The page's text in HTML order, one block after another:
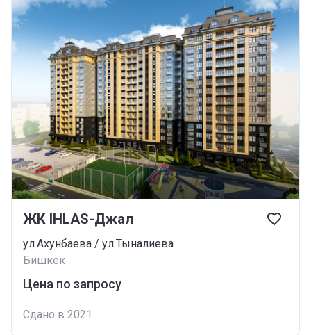
ЖК IHLAS-Джал
ул.Ахунбаева / ул.Тыналиева
Бишкек
Цена по запросу
Сдано в 2021